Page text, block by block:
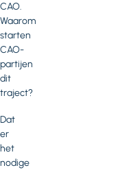
CAO.
Waarom
starten
CAO-
partijen
dit
traject?
Dat
er
het
nodige